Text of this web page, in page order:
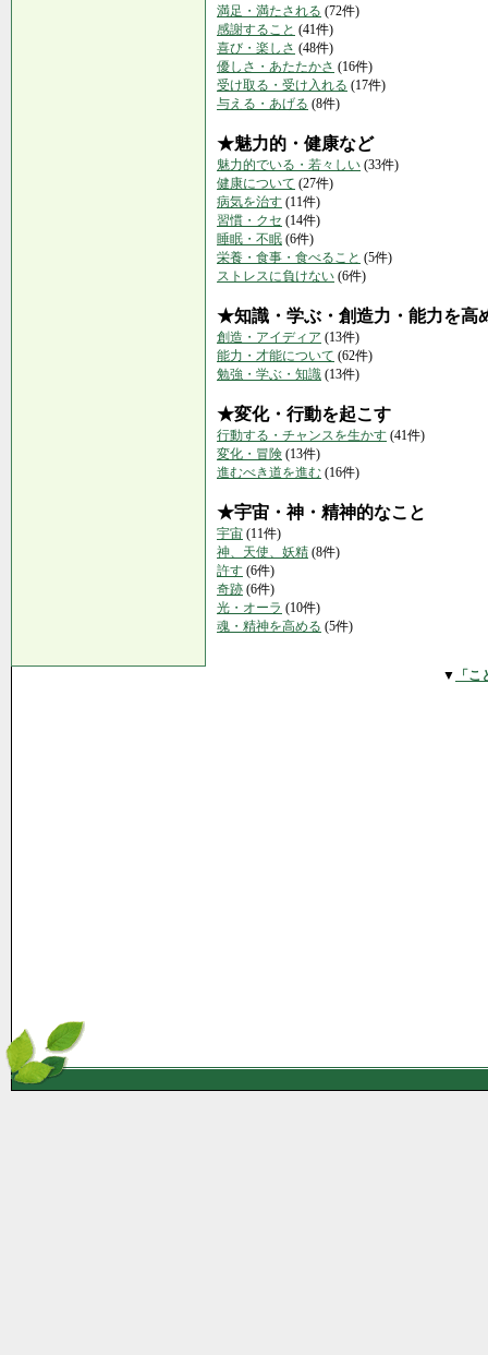
満足・満たされる (72件)
感謝すること (41件)
喜び・楽しさ (48件)
優しさ・あたたかさ (16件)
受け取る・受け入れる (17件)
与える・あげる (8件)
★魅力的・健康など
魅力的でいる・若々しい (33件)
健康について (27件)
病気を治す (11件)
習慣・クセ (14件)
睡眠・不眠 (6件)
栄養・食事・食べること (5件)
ストレスに負けない (6件)
★知識・学ぶ・創造力・能力を高
創造・アイディア (13件)
能力・才能について (62件)
勉強・学ぶ・知識 (13件)
★変化・行動を起こす
行動する・チャンスを生かす (41件)
変化・冒険 (13件)
進むべき道を進む (16件)
★宇宙・神・精神的なこと
宇宙 (11件)
神、天使、妖精 (8件)
許す (6件)
奇跡 (6件)
光・オーラ (10件)
魂・精神を高める (5件)
▼ 「